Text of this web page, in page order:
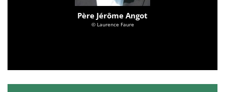
Père Jérôme Angot
© Laurence Faure